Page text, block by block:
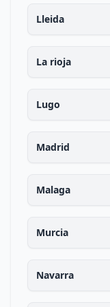
Lleida
La rioja
Lugo
Madrid
Malaga
Murcia
Navarra